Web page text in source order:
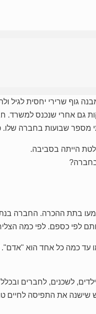
גם אחרי שנכנס
מספר שבועות בחברה
הייתה בסביבה.
בחברה?
בתת ההכרה. החברה
לפי כספם. לפי כמה
כמה כל אחד הוא "אדם".
לשכנים, לחברים ובכלל
שישנה את התפיסה לחיים